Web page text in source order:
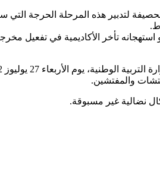
لتدبير هذه المرحلة الحرجة التي
استهجانه تأخر الأكاديمية في تفعيل
نضالية غير مسبوقة.